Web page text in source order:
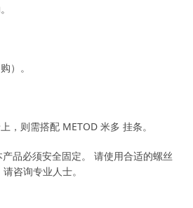
）。
，则需搭配 METOD 米多 挂条。
品必须安全固定。 请使用合适的螺丝
咨询专业人士。